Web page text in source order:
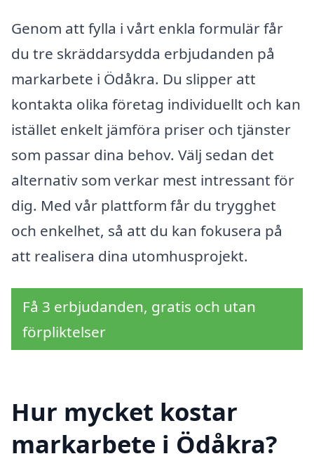
Genom att fylla i vårt enkla formulär får
du tre skräddarsydda erbjudanden på
markarbete i Ödåkra. Du slipper att
kontakta olika företag individuellt och kan
istället enkelt jämföra priser och tjänster
som passar dina behov. Välj sedan det
alternativ som verkar mest intressant för
dig. Med vår plattform får du trygghet
och enkelhet, så att du kan fokusera på
att realisera dina utomhusprojekt.
Få 3 erbjudanden, gratis och utan
förpliktelser
Hur mycket kostar
markarbete i Ödåkra?